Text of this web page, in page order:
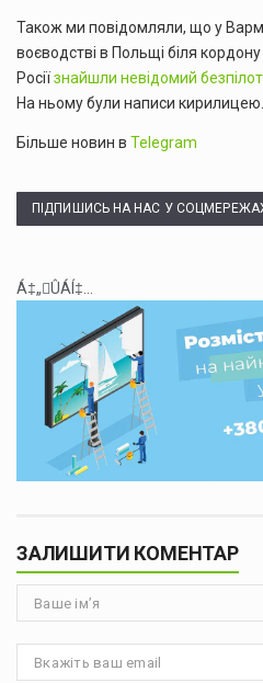
Також ми повідомляли, що у
воєводстві в Польщі біля
Росіїзнайшли невідомий
На ньому були написи кирилицею.
Більше новин в Telegram
ПІДПИШИСЬ НА НАС У
Á‡„ÛÁÍ‡...
ЗАЛИШИТИ КОМЕНТАР